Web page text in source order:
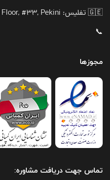
🇬🇪 تفلیس: 2nd Floor, #33, Pekini
📞
مجوزها
تماس جهت دریافت مشاوره: